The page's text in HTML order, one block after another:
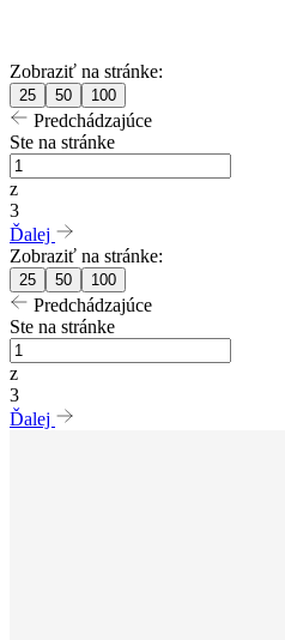
Zobraziť na stránke:
25 50 100
Predchádzajúce
Ste na stránke
z
3
Ďalej
Zobraziť na stránke:
25 50 100
Predchádzajúce
Ste na stránke
z
3
Ďalej